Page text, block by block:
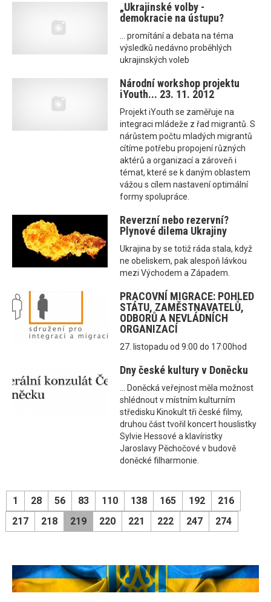
„Ukrajinské volby -
demokracie na ústupu?
... promítání a debata na téma
výsledků nedávno proběhlých
ukrajinských voleb
Národní workshop projektu
iYouth... 23. 11. 2012
Projekt iYouth se zaměřuje na
integraci mládeže z řad migrantů. S
nárůstem počtu mladých migrantů
cítíme potřebu propojení různých
aktérů a organizací a zároveň i
témat, které se k daným oblastem
vážou s cílem nastavení optimální
formy spolupráce.
Reverzní nebo rezervní?
Plynové dilema Ukrajiny
Ukrajina by se totiž ráda stala, když
ne obeliskem, pak alespoň lávkou
mezi Východem a Západem.
PRACOVNÍ MIGRACE: POHLED
STÁTU, ZAMĚSTNAVATELŮ,
ODBORŮ A NEVLÁDNÍCH
ORGANIZACÍ
27. listopadu od 9:00 do 17:00hod
Dny české kultury v Doněcku
... Doněcká veřejnost měla možnost
shlédnout v místním kulturním
středisku Kinokult tři české filmy,
druhou část tvořil koncert houslistky
Sylvie Hessové a klavíristky
Jaroslavy Pěchočové v budově
doněcké filharmonie.
1 28 56 83 110 138 165 192
216
217
218 219 220 221 222 247 274